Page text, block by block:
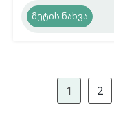
მეტის ნახვა
1 2